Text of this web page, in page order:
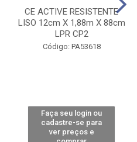
CE ACTIVE RESISTENTE
LISO 12cm X 1,88m X 88cm
LPR CP2
Código: PA53618
Faça seu login ou
cadastre-se para
ver preços e